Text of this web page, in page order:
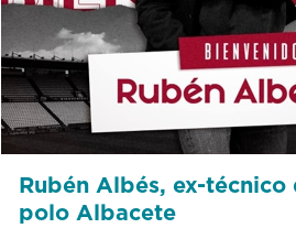
Rubén Albés, ex-
polo Albacete